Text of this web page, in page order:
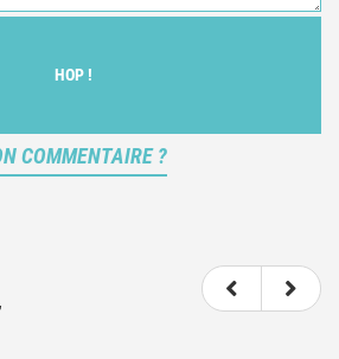
HOP !
COMMENTAIRE ?
donc subjectif) du film.
décrire clairement vos émotions
le film.